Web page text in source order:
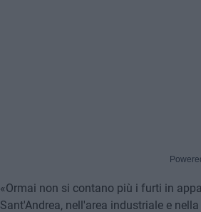
«Ormai non si contano più i furti in
Sant'Andrea, nell'area industriale e